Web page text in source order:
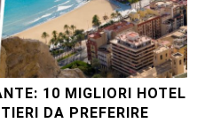
10 MIGLIORI HOTEL
DA PREFERIRE